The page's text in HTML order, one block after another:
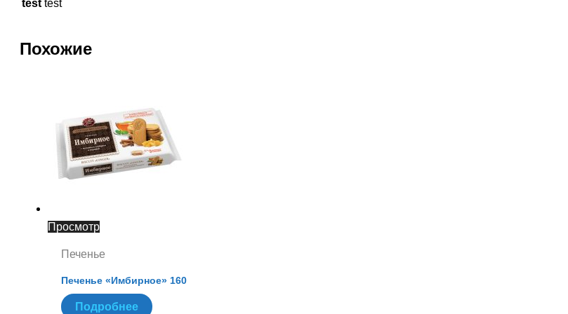
test test
Похожие
Просмотр
Печенье
Печенье «Имбирное» 160
Подробнее